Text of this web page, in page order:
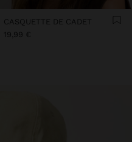
CASQUETTE DE CADET
19,99 €